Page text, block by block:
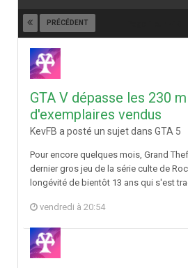
PRÉCÉDENT
GTA V dépasse les 230
d'exemplaires vendus
KevFB a posté un sujet dans GTA 5
Pour encore quelques mois, Grand
dernier gros jeu de la série culte de
longévité de bientôt 13 ans qui s'est
vendredi à 20:54